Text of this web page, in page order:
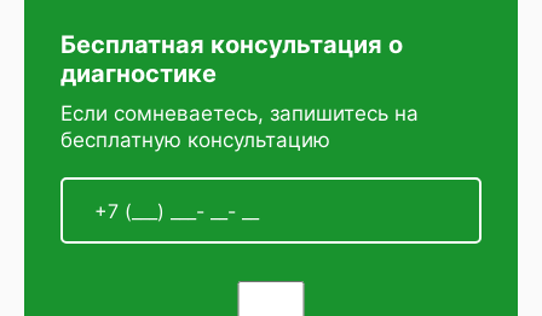
Бесплатная консультация о
диагностике
Если сомневаетесь, запишитесь на
бесплатную консультацию